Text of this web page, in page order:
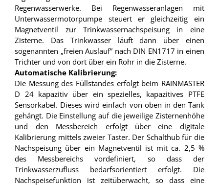
Regenwasserwerke. Bei Regenwasseranlagen mit
Unterwassermotorpumpe steuert er gleichzeitig ein
Magnetventil zur Trinkwassernachspeisung in eine
Zisterne. Das Trinkwasser läuft dann über einen
sogenannten „freien Auslauf” nach DIN EN1717 in einen
Trichter und von dort über ein Rohr in die Zisterne.
Automatische Kalibrierung:
Die Messung des Füllstandes erfolgt beim RAINMASTER
D 24 kapazitiv über ein spezielles, kapazitives PTFE
Sensorkabel. Dieses wird einfach von oben in den Tank
gehängt. Die Einstellung auf die jeweilige Zisternenhöhe
und den Messbereich erfolgt über eine digitale
Kalibrierung mittels zweier Taster. Der Schalthub für die
Nachspeisung über ein Magnetventil ist mit ca. 2,5 %
des Messbereichs vordefiniert, so dass der
Trinkwasserzufluss bedarfsorientiert erfolgt. Die
Nachspeisefunktion ist zeitüberwacht, so dass eine